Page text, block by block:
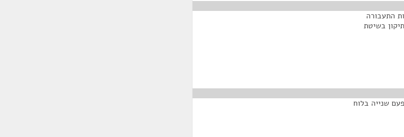
התעבורה
של תיקון בשיטת
שנייה בלוח